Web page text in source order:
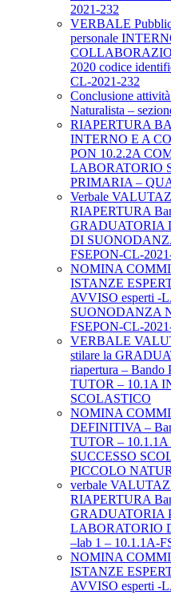
2021-232
VERBALE
personale
2020 codice
CL-2021-232
Conclusione
Naturalista –
RIAPERTURA
INTERNO E A
PON 10.2.2A
LABORATORIO
PRIMARIA –
Verbale
RIAPERTURA
GRADUATORIA
DI
FSEPON-CL-
NOMINA
ISTANZE
AVVISO esperti -
SUONODANZA
FSEPON-CL-
VERBALE
stilare la
riapertura –
TUTOR – 10.1A
SCOLASTICO
NOMINA
DEFINITIVA –
TUTOR –
SUCCESSO
PICCOLO
verbale
RIAPERTURA
GRADUATORIA
LABORATORIO
–lab 1 – 10.1.1A-
NOMINA
ISTANZE
AVVISO esperti -